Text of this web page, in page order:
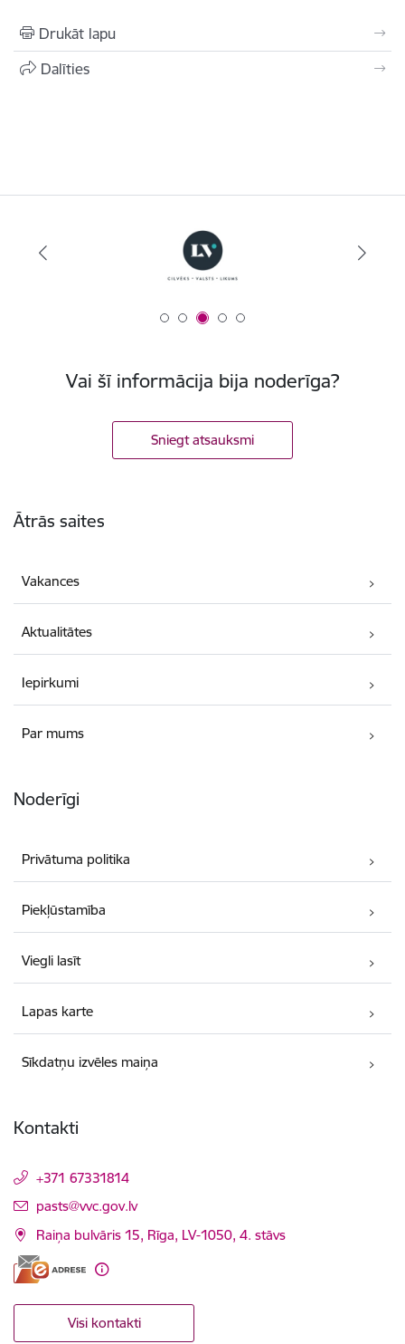
Drukāt lapu
Dalīties
Vai šī informācija bija noderīga?
Sniegt atsauksmi
Ātrās saites
Vakances
Aktualitātes
Iepirkumi
Par mums
Noderīgi
Privātuma politika
Piekļūstamība
Viegli lasīt
Lapas karte
Sīkdatņu izvēles maiņa
Kontakti
+371 67331814
E-pasts:
pasts@vvc.gov.lv
Raiņa bulvāris 15, Rīga, LV-1050, 4. stāvs
Visi kontakti